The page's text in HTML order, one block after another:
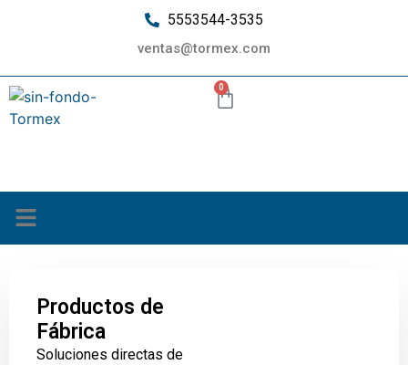
5553544-3535
ventas@tormex.com
0
Productos de
Fábrica
Soluciones directas de